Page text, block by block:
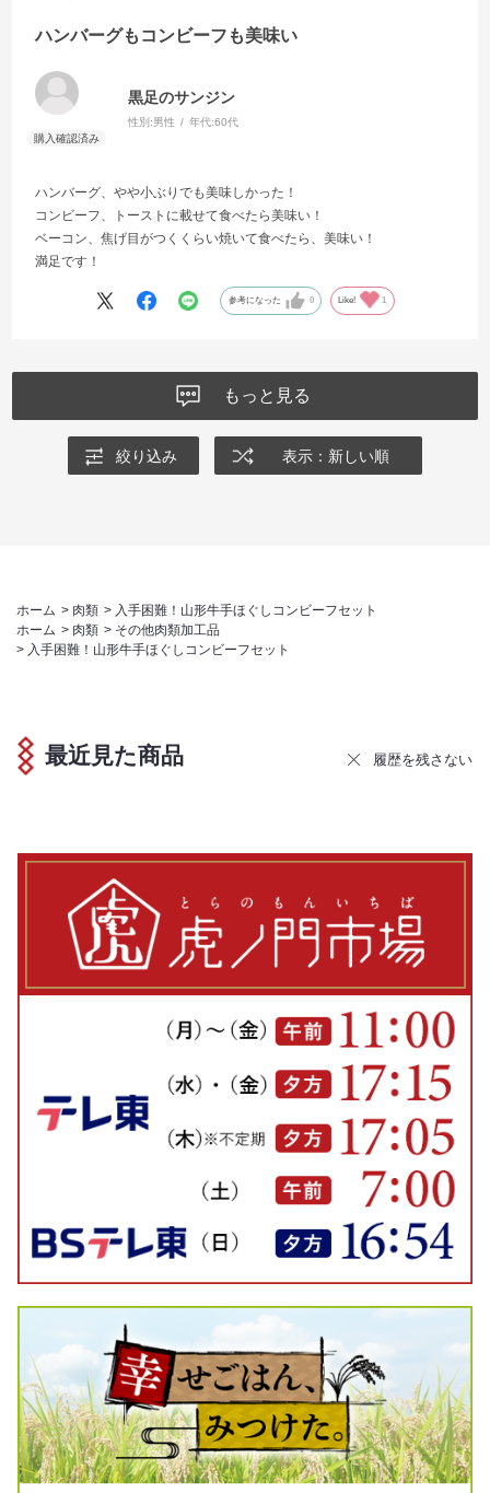
ハンバーグもコンビーフも美味い
黒足のサンジン
性別:男性 年代:60代
ハンバーグ、やや小ぶりでも美味しかった！
コンビーフ、トーストに載せて食べたら美味い！
ベーコン、焦げ目がつくくらい焼いて食べたら、美味い！
満足です！
参考になった 0 Like! 1
もっと見る
絞り込み 表示：新しい順
ホーム > 肉類 > 入手困難！山形牛手ほぐしコンビーフセット
ホーム > 肉類 > その他肉類加工品
> 入手困難！山形牛手ほぐしコンビーフセット
最近見た商品 履歴を残さない